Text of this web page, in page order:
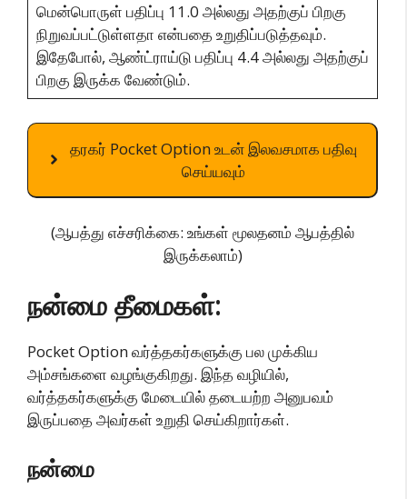
மென்பொருள் பதிப்பு 11.0 அல்லது அதற்குப் பிறகு
நிறுவப்பட்டுள்ளதா என்பதை உறுதிப்படுத்தவும்.
இதேபோல், ஆண்ட்ராய்டு பதிப்பு 4.4 அல்லது அதற்குப்
பிறகு இருக்க வேண்டும்.
தரகர் Pocket Option உடன் இலவசமாக பதிவு
செய்யவும்
(ஆபத்து எச்சரிக்கை: உங்கள் மூலதனம் ஆபத்தில்
இருக்கலாம்)
நன்மை தீமைகள்:
Pocket Option வர்த்தகர்களுக்கு பல முக்கிய
அம்சங்களை வழங்குகிறது. இந்த வழியில்,
வர்த்தகர்களுக்கு மேடையில் தடையற்ற அனுபவம்
இருப்பதை அவர்கள் உறுதி செய்கிறார்கள்.
நன்மை